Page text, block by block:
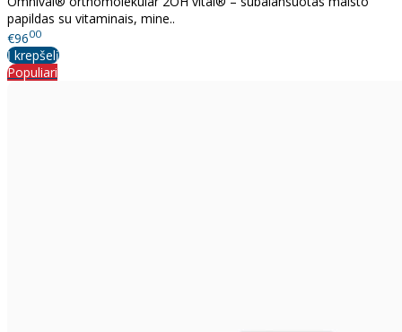
papildas su vitaminais, mine..
€9600
Į krepšelį
Populiari